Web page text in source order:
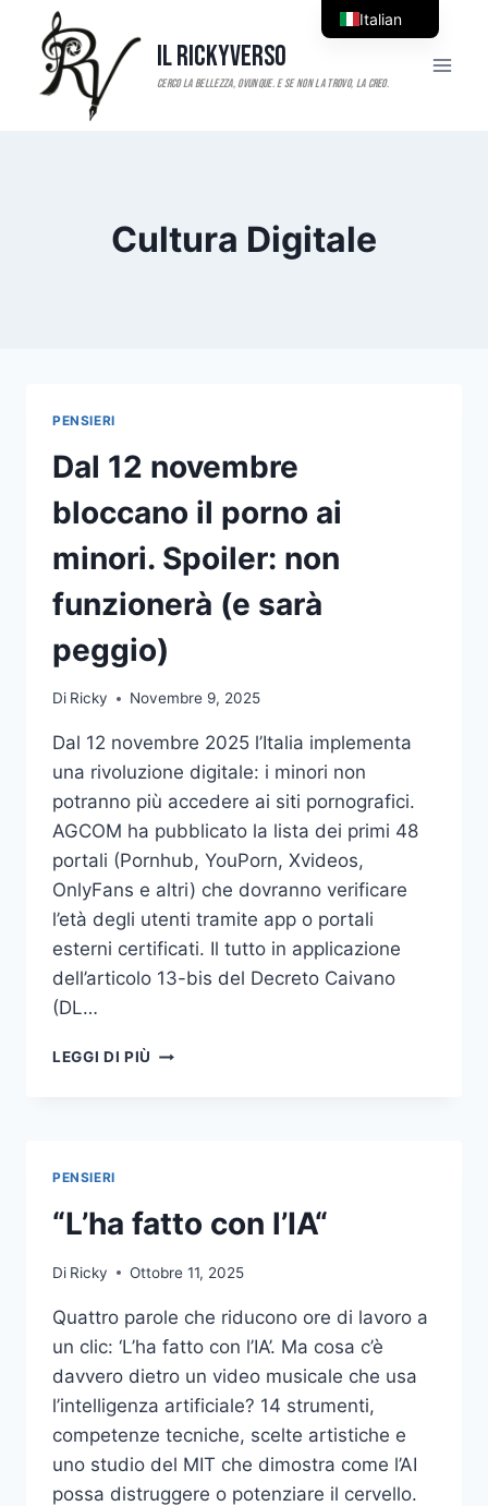
contenuto
Il RickyVerso
Cultura Digitale
PENSIERI
Dal 12 novembre
bloccano il porno ai
minori. Spoiler: non
funzionerà (e sarà
peggio)
Di Ricky Novembre 9, 2025
Dal 12 novembre 2025 l’Italia implementa
una rivoluzione digitale: i minori non
potranno più accedere ai siti pornografici.
AGCOM ha pubblicato la lista dei primi 48
portali (Pornhub, YouPorn, Xvideos,
OnlyFans e altri) che dovranno verificare
l’età degli utenti tramite app o portali
esterni certificati. Il tutto in applicazione
dell’articolo 13-bis del Decreto Caivano
(DL…
LEGGI DI PIÙ DAL
MINORI.
SPOILER:
FUNZIONERÀ
SARÀ
PEGGIO)
PENSIERI
“L’ha fatto con l’IA“
Di Ricky Ottobre 11, 2025
Quattro parole che riducono ore di lavoro a
un clic: ‘L’ha fatto con l’IA’. Ma cosa c’è
davvero dietro un video musicale che usa
l’intelligenza artificiale? 14 strumenti,
competenze tecniche, scelte artistiche e
uno studio del MIT che dimostra come l’AI
possa distruggere o potenziare il cervello.
Italian